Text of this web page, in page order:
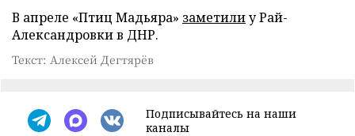
В апреле «Птиц Мадьяра» заметилиу Рай-
Александровки в ДНР.
Текст: Алексей Дегтярёв
Подписывайтесь на наши
каналы